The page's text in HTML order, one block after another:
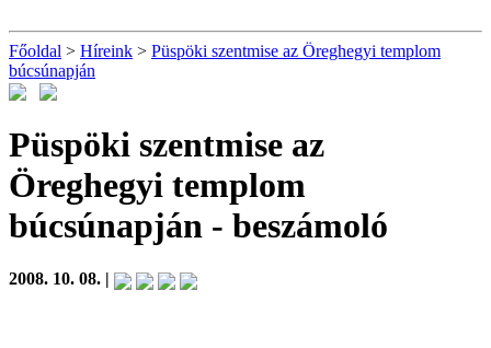
Főoldal > Híreink > Püspöki szentmise az Öreghegyi templom
búcsúnapján
Püspöki szentmise az
Öreghegyi templom
búcsúnapján - beszámoló
2008. 10. 08. |